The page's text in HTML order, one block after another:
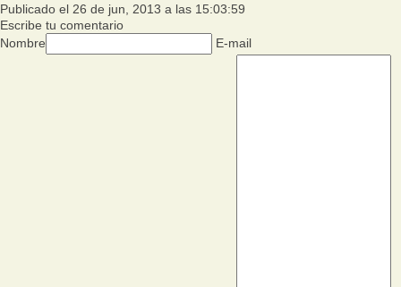
Publicado el 26 de jun, 2013 a las 15:03:59
Escribe tu comentario
Nombre
E-mail